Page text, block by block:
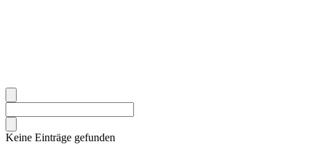
Keine Einträge gefunden